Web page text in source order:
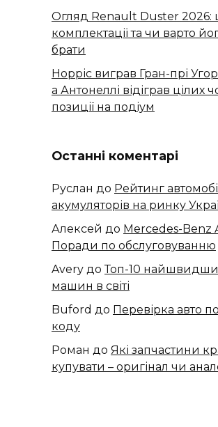
Огляд Renault Duster 2026:
комплектації та чи варто
брати
Норріс виграв Гран-прі
а Антонеллі відіграв цілих
позиції на подіум
Останні коментарі
Руслан до Рейтинг
акумуляторів на ринку
Алексей до ​​Mercedes-Benz
Поради по обслуговуванню
Avery доТоп-10
машин в світі
Buford до Перевірка авто
коду
Роман до Які запчастини
купувати – оригінал чи